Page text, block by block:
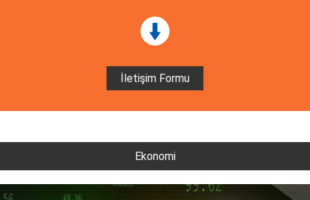
İletişim Formu
Ekonomi